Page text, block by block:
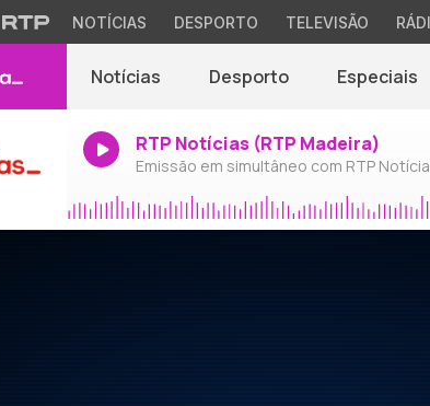
NOTÍCIAS DESPORTO TELEVISÃO
Notícias Desporto Especiais
RTP Notícias (RTP Madeira)
Emissão em simultâneo com RTP